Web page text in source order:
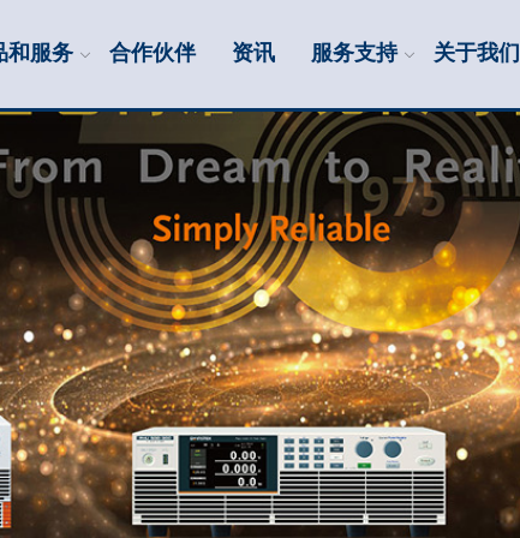
和服务 合作伙伴 资讯 服务支持 关于我们